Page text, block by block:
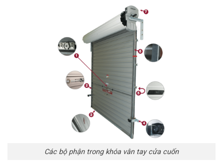
Các bộ phận trong khóa vân tay cửa cuốn